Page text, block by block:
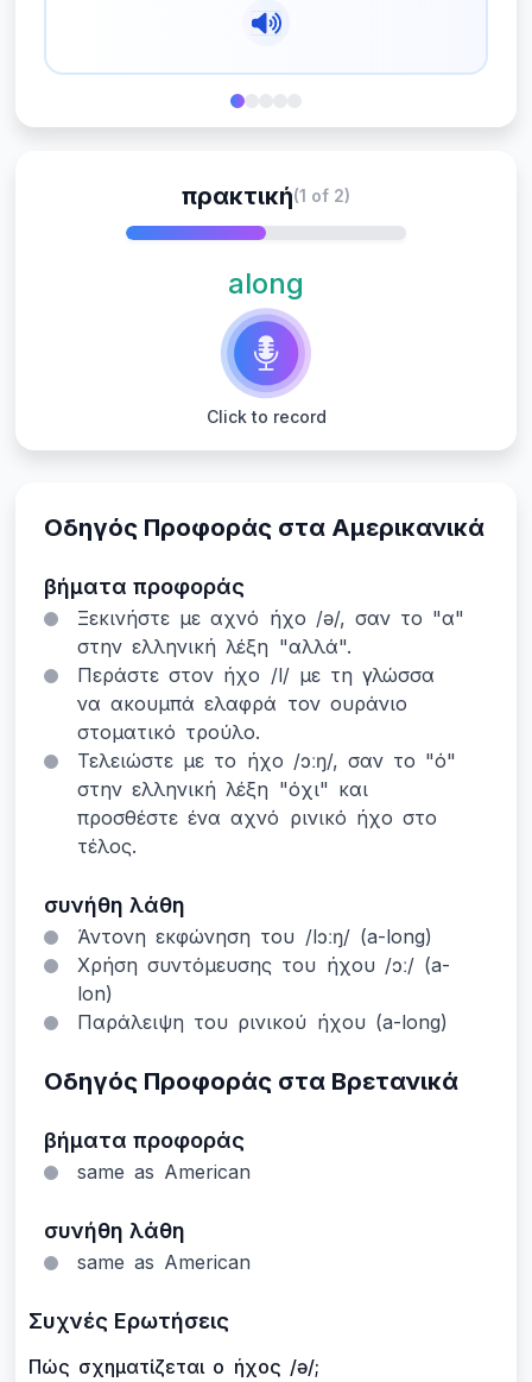
Οδηγός Προφοράς στα Αμερικανικά
βήματα προφοράς
Ξεκινήστε με αχνό ήχο /ə/, σαν το "α"
στην ελληνική λέξη "αλλά".
Περάστε στον ήχο /l/ με τη γλώσσα
να ακουμπά ελαφρά τον ουράνιο
στοματικό τρούλο.
Τελειώστε με το ήχο /ɔːŋ/, σαν το "ό"
στην ελληνική λέξη "όχι" και
προσθέστε ένα αχνό ρινικό ήχο στο
τέλος.
συνήθη λάθη
Άντονη εκφώνηση του /lɔːŋ/ (a-long)
Χρήση συντόμευσης του ήχου /ɔː/ (a-
lon)
Παράλειψη του ρινικού ήχου (a-long)
Οδηγός Προφοράς στα Βρετανικά
βήματα προφοράς
same as American
συνήθη λάθη
same as American
Συχνές Ερωτήσεις
Πώς σχηματίζεται ο ήχος /ə/;
πρακτική(1 of 2)
along
Click to record